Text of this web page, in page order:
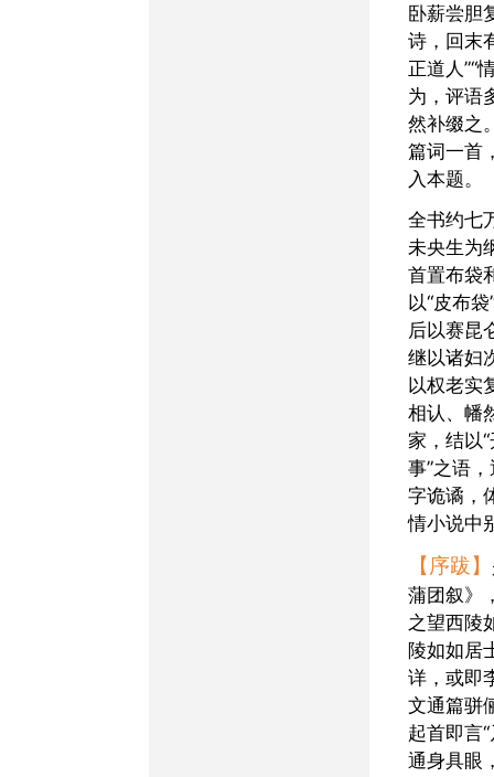
卧薪尝胆
诗，回末
正道人”“
为，评语
然补缀之
篇词一首
入本题。
全书约七万余言，叙事以
未央生为
首置布袋
以“皮布袋
后以赛昆
继以诸妇
以权老实
相认、幡
家，结以
事”之语
字诡谲，
情小说中
【序跋】
蒲团叙》
之望西陵
陵如如居
详，或即
文通篇骈
起首即言
通身具眼